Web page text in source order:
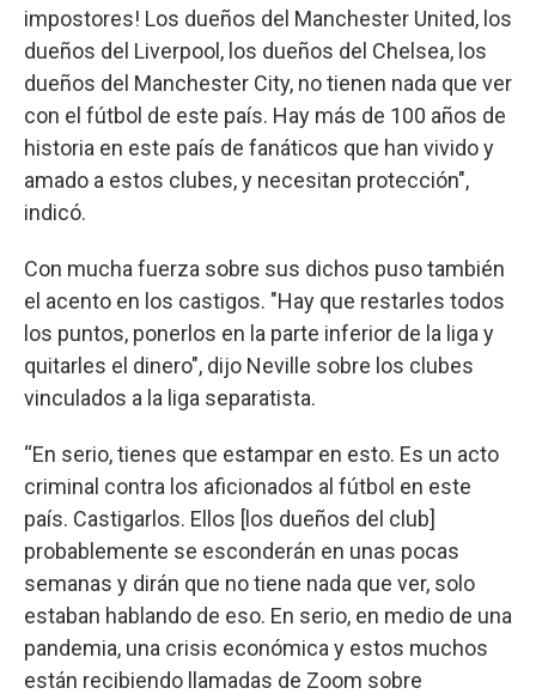
impostores! Los dueños del Manchester United, los
dueños del Liverpool, los dueños del Chelsea, los
dueños del Manchester City, no tienen nada que ver
con el fútbol de este país. Hay más de 100 años de
historia en este país de fanáticos que han vivido y
amado a estos clubes, y necesitan protección",
indicó.
Con mucha fuerza sobre sus dichos puso también
el acento en los castigos. "Hay que restarles todos
los puntos, ponerlos en la parte inferior de la liga y
quitarles el dinero", dijo Neville sobre los clubes
vinculados a la liga separatista.
“En serio, tienes que estampar en esto. Es un acto
criminal contra los aficionados al fútbol en este
país. Castigarlos. Ellos [los dueños del club]
probablemente se esconderán en unas pocas
semanas y dirán que no tiene nada que ver, solo
estaban hablando de eso. En serio, en medio de una
pandemia, una crisis económica y estos muchos
están recibiendo llamadas de Zoom sobre